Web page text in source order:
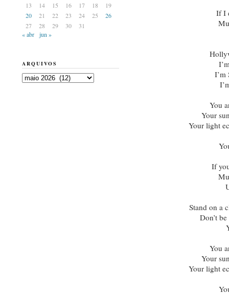
If I
I’m
You
Your
Your light
If
Stand on a
Don’t
You
Your
Your light
13
14 15 16 17 18
19
20
21 22 23 24 25
26
27
28 29 30
31
« abr
jun »
ARQUIVOS
Arquivos